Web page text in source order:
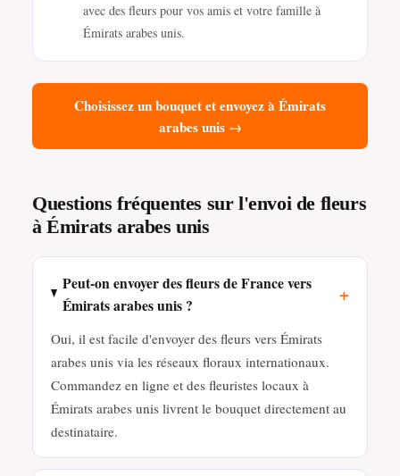
avec des fleurs pour vos amis et votre famille à
Émirats arabes unis.
Choisissez un bouquet et envoyez à Émirats
arabes unis →
Questions fréquentes sur l'envoi de fleurs
à Émirats arabes unis
Peut-on envoyer des fleurs de France vers
Émirats arabes unis ?
+
Oui, il est facile d'envoyer des fleurs vers Émirats
arabes unis via les réseaux floraux internationaux.
Commandez en ligne et des fleuristes locaux à
Émirats arabes unis livrent le bouquet directement au
destinataire.